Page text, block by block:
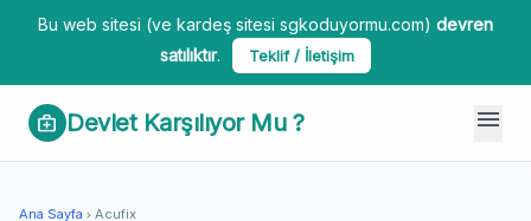
Bu web sitesi (ve kardeş sitesi sgkoduyormu.com) devren
satılıktır. Teklif / İletişim
medical_services Devlet Karşılıyor Mu ? menu
Ana Sayfa chevron_right Acufix